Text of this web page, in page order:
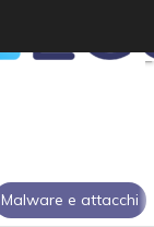
Malware e attacchi